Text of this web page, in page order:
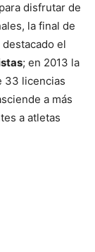
disfrutar de
la final de
destacado el
; en 2013 la
33 licencias
a más
a atletas